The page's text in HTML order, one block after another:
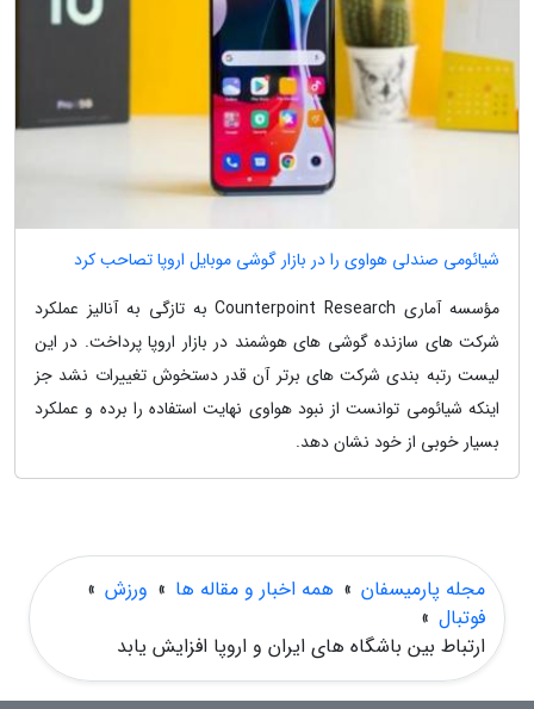
شیائومی صندلی هواوی را در بازار گوشی موبایل اروپا تصاحب کرد
مؤسسه آماری Counterpoint Research به تازگی به آنالیز عملکرد
شرکت های سازنده گوشی های هوشمند در بازار اروپا پرداخت. در این
لیست رتبه بندی شرکت های برتر آن قدر دستخوش تغییرات نشد جز
اینکه شیائومی توانست از نبود هواوی نهایت استفاده را برده و عملکرد
بسیار خوبی از خود نشان دهد.
مجله پارمیسفان » همه اخبار و مقاله ها » ورزش »
فوتبال »
ارتباط بین باشگاه های ایران و اروپا افزایش یابد